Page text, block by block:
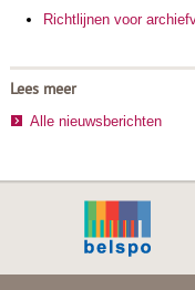
Richtlijnen voor
Lees meer
Alle nieuwsberichten